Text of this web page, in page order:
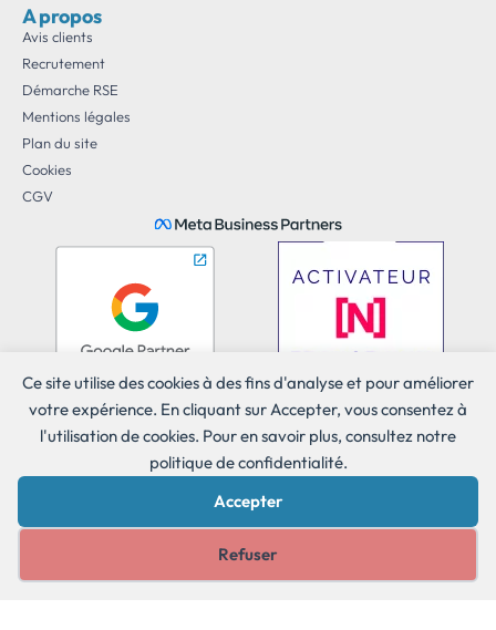
Ce site utilise des cookies à des fins d'analyse et pour améliorer
votre expérience. En cliquant sur Accepter, vous consentez à
l'utilisation de cookies. Pour en savoir plus, consultez notre
politique de confidentialité.
Accepter
Refuser
A propos
Avis clients
Recrutement
Démarche RSE
Mentions légales
Plan du site
Cookies
CGV